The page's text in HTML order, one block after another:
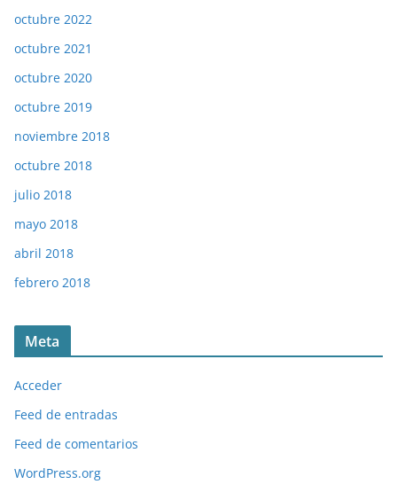
octubre 2022
octubre 2021
octubre 2020
octubre 2019
noviembre 2018
octubre 2018
julio 2018
mayo 2018
abril 2018
febrero 2018
Meta
Acceder
Feed de entradas
Feed de comentarios
WordPress.org